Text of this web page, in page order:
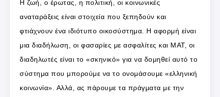
Η ζωή, ο έρωτας, η πολιτική, οι κοινωνικές
αναταράξεις είναι στοιχεία που ξεπηδούν και
φτιάχνουν ένα ιδιότυπο οικοσύστημα. Η αφορμή είναι
μια διαδήλωση, οι φασαρίες με ασφαλίτες και ΜΑΤ, οι
διαδηλωτές είναι το «σκηνικό» για να δομηθεί αυτό το
σύστημα που μπορούμε να το ονομάσουμε «ελληνική
κοινωνία». Αλλά, ας πάρουμε τα πράγματα με την